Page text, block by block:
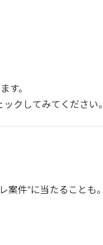
す。
クしてみてください。
案件”に当たることも。